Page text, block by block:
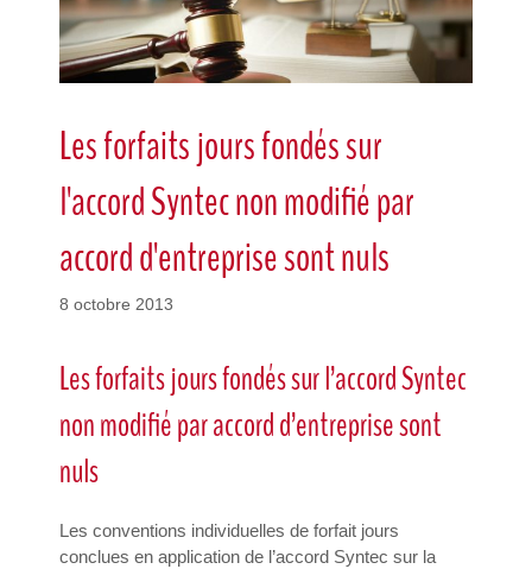
Les forfaits jours fondés sur
l'accord Syntec non modifié par
accord d'entreprise sont nuls
8 octobre 2013
Les forfaits jours fondés sur l’accord Syntec
non modifié par accord d’entreprise sont
nuls
Les conventions individuelles de forfait jours
conclues en application de l’accord Syntec sur la